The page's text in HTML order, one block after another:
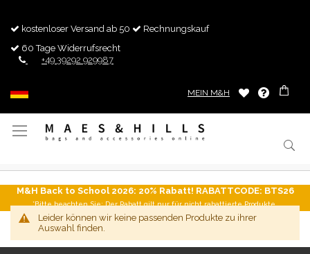
kostenloser Versand ab 50
Rechnungskauf
60 Tage Widerrufsrecht
+49 39292 929987
MEIN M&H
Navigation
umschalten
M&H Back to School 2026: 20% Rabatt! RABATTCODE: BTS26
*Bitte beachten Sie: Der Rabatt gilt nur für nicht rabattierte Produkte.
Leider können wir keine passenden Produkte zu ihrer
Auswahl finden.